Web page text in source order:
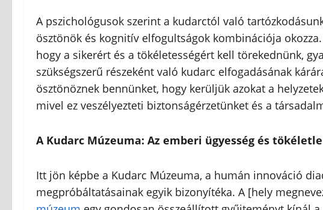
A pszichológusok szerint a kudarctól való
ösztönök és kognitív elfogultságok kombinációja
hogy a sikerért és a tökéletességért kell törekednünk,
szükségszerű részeként való kudarc elfogadásának
ösztönöznek bennünket, hogy kerüljük azokat a
mivel ez veszélyezteti biztonságérzetünket és a
A Kudarc Múzeuma: Az emberi ügyesség és
Itt jön képbe a Kudarc Múzeuma, a humán innováció
megpróbáltatásainak egyik bizonyítéka. A [hely